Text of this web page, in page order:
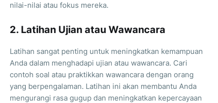
nilai-nilai atau fokus mereka.
2. Latihan Ujian atau Wawancara
Latihan sangat penting untuk meningkatkan kemampuan
Anda dalam menghadapi ujian atau wawancara. Cari
contoh soal atau praktikkan wawancara dengan orang
yang berpengalaman. Latihan ini akan membantu Anda
mengurangi rasa gugup dan meningkatkan kepercayaan